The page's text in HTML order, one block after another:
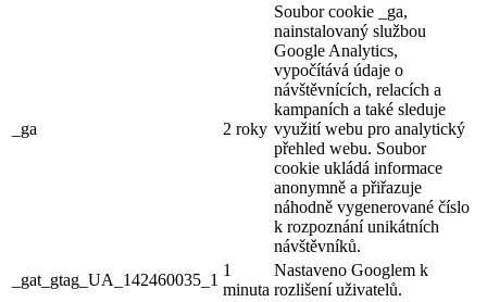
_ga 2 roky
Soubor cookie _ga,
nainstalovaný službou
Google Analytics,
vypočítává údaje o
návštěvnících, relacích a
kampaních a také sleduje
využití webu pro analytický
přehled webu. Soubor
cookie ukládá informace
anonymně a přiřazuje
náhodně vygenerované číslo
k rozpoznání unikátních
návštěvníků.
_gat_gtag_UA_142460035_1
1
minuta
Nastaveno Googlem k
rozlišení uživatelů.